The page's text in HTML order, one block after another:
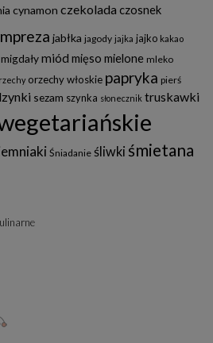
cynamon czekolada czosnek
jabłka jagody jajka jajko kakao
migdałymiód mięso mielone mleko
orzechy włoskie papryka pierś
sezam szynka słonecznik truskawki
Śniadanie śliwki śmietana